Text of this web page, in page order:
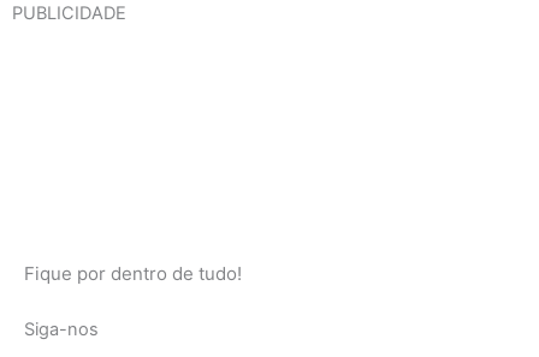
PUBLICIDADE
Fique por dentro de tudo!
Siga-nos